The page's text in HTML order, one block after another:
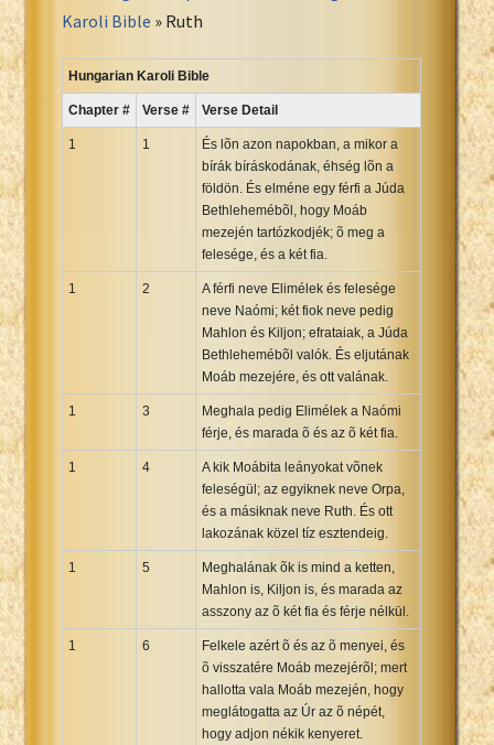
Russian Synodal 1876 Bible
Russian Synodal Bible Win-1251
Spanish RV 1909 Bible
Swahili New Testament
Tagalog John and James
Ukrainian 1871 NT
Vietnamese 1934 Bible
Karoli Bible » Ruth
Hungarian Karoli Bible
Chapter # Verse # Verse Detail
1 1
És lõn azon napokban, a mikor a
bírák bíráskodának, éhség lõn a
földön. És elméne egy férfi a Júda
Bethlehemébõl, hogy Moáb
mezején tartózkodjék; õ meg a
felesége, és a két fia.
1 2
A férfi neve Elimélek és felesége
neve Naómi; két fiok neve pedig
Mahlon és Kiljon; efrataiak, a Júda
Bethlehemébõl valók. És eljutának
Moáb mezejére, és ott valának.
1 3
Meghala pedig Elimélek a Naómi
férje, és marada õ és az õ két fia.
1 4
A kik Moábita leányokat võnek
feleségül; az egyiknek neve Orpa,
és a másiknak neve Ruth. És ott
lakozának közel tíz esztendeig.
1 5
Meghalának õk is mind a ketten,
Mahlon is, Kiljon is, és marada az
asszony az õ két fia és férje nélkül.
1 6
Felkele azért õ és az õ menyei, és
õ visszatére Moáb mezejérõl; mert
hallotta vala Moáb mezején, hogy
meglátogatta az Úr az õ népét,
hogy adjon nékik kenyeret.